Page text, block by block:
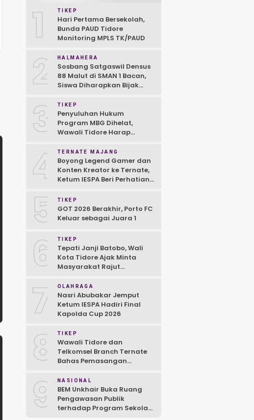
1 TIKEP
Hari Pertama Bersekolah,
Bunda PAUD Tidore
Monitoring MPLS TK/PAUD
2 HALMAHERA
Sosbang Satgaswil Densus
88 Malut di SMAN 1 Bacan,
Siswa Diharapkan Bijak
3 TIKEP
Penyuluhan Hukum
Program MBG Dihelat,
Wawali Tidore Harap
4 TERNATE MAJANG
Boyong Legend Gamer dan
Konten Kreator ke Ternate,
Ketum IESPA Beri Perhatian
5 TIKEP
GOT 2026 Berakhir, Porto FC
Keluar sebagai Juara 1
6 TIKEP
Tepati Janji Batobo, Wali
Kota Tidore Ajak Minta
Masyarakat Rajut
7 OLAHRAGA
Nasri Abubakar Jemput
Ketum IESPA Hadiri Final
Kapolda Cup 2026
8 TIKEP
Wawali Tidore dan
Telkomsel Branch Ternate
Bahas Pemasangan
9 NASIONAL
BEM Unkhair Buka Ruang
Pengawasan Publik
terhadap Program Sekolah